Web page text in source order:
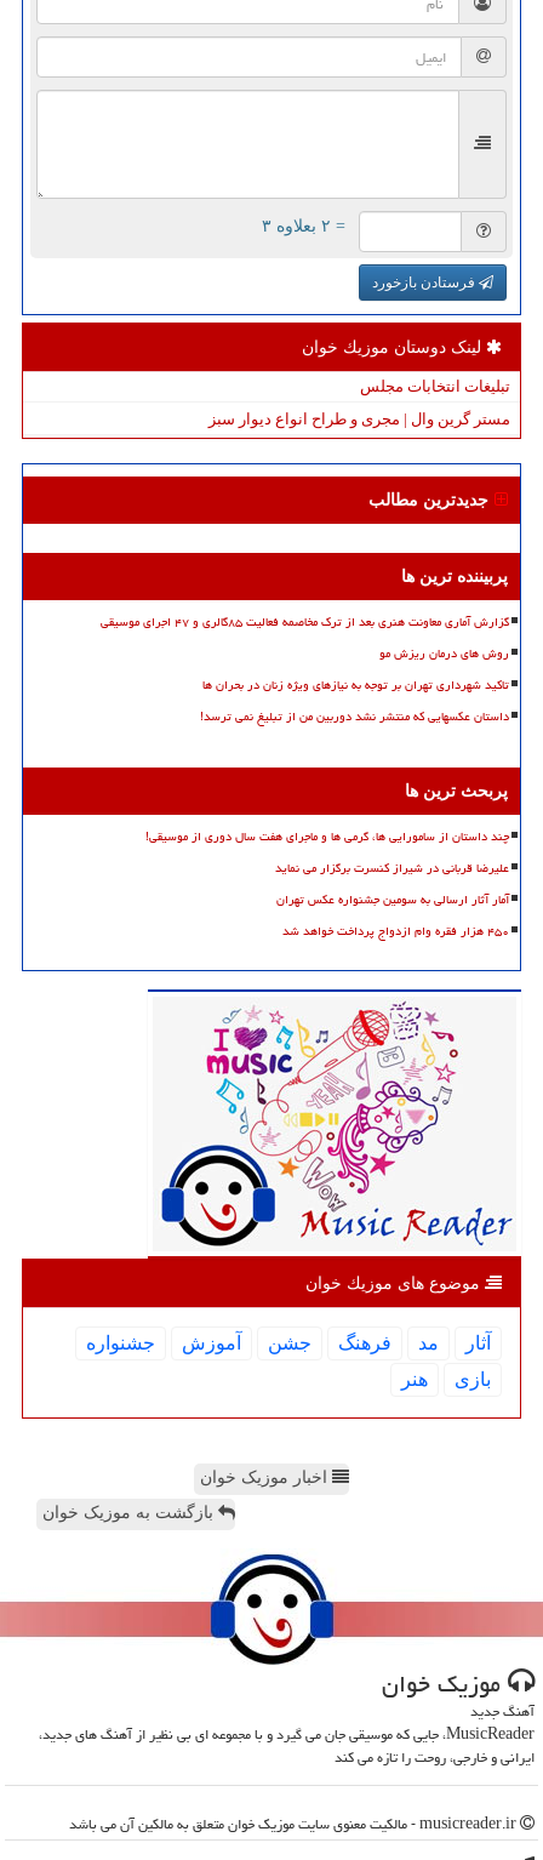
= ۲ بعلاوه ۳
فرستادن بازخورد
لینک دوستان موزیك خوان
تبلیغات انتخابات مجلس
مستر گرین وال | مجری و طراح انواع دیوار سبز
جدیدترین مطالب
پربیننده ترین ها
گزارش آماری معاونت هنری بعد از ترک مخاصمه فعالیت ۸۵گالری و ۴۷ اجرای موسیقی
روش های درمان ریزش مو
تاکید شهرداری تهران بر توجه به نیازهای ویژه زنان در بحران ها
داستان عکسهایی که منتشر نشد دوربین من از تبلیغ نمی ترسد!
پربحث ترین ها
چند داستان از سامورایی ها، گرمی ها و ماجرای هفت سال دوری از موسیقی!
علیرضا قربانی در شیراز کنسرت برگزار می نماید
آمار آثار ارسالی به سومین جشنواره عکس تهران
۴۵۰ هزار فقره وام ازدواج پرداخت خواهد شد
موضوع های موزیك خوان
آثار مد فرهنگ جشن آموزش
جشنواره
بازی
هنر
اخبار موزیک خوان
بازگشت به موزیک خوان
موزیك خوان
آهنگ جدید
MusicReader، جایی که موسیقی جان می گیرد و با مجموعه ای بی نظیر از آهنگ های جدید،
ایرانی و خارجی، روحت را تازه می کند